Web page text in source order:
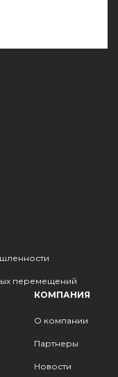
перемещений
КОМПАНИЯ
О компании
Партнеры
Новости